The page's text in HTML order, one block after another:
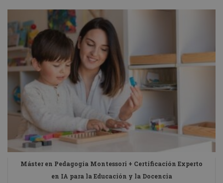
Máster en Pedagogía Montessori + Certificación Experto
en IA para la Educación y la Docencia